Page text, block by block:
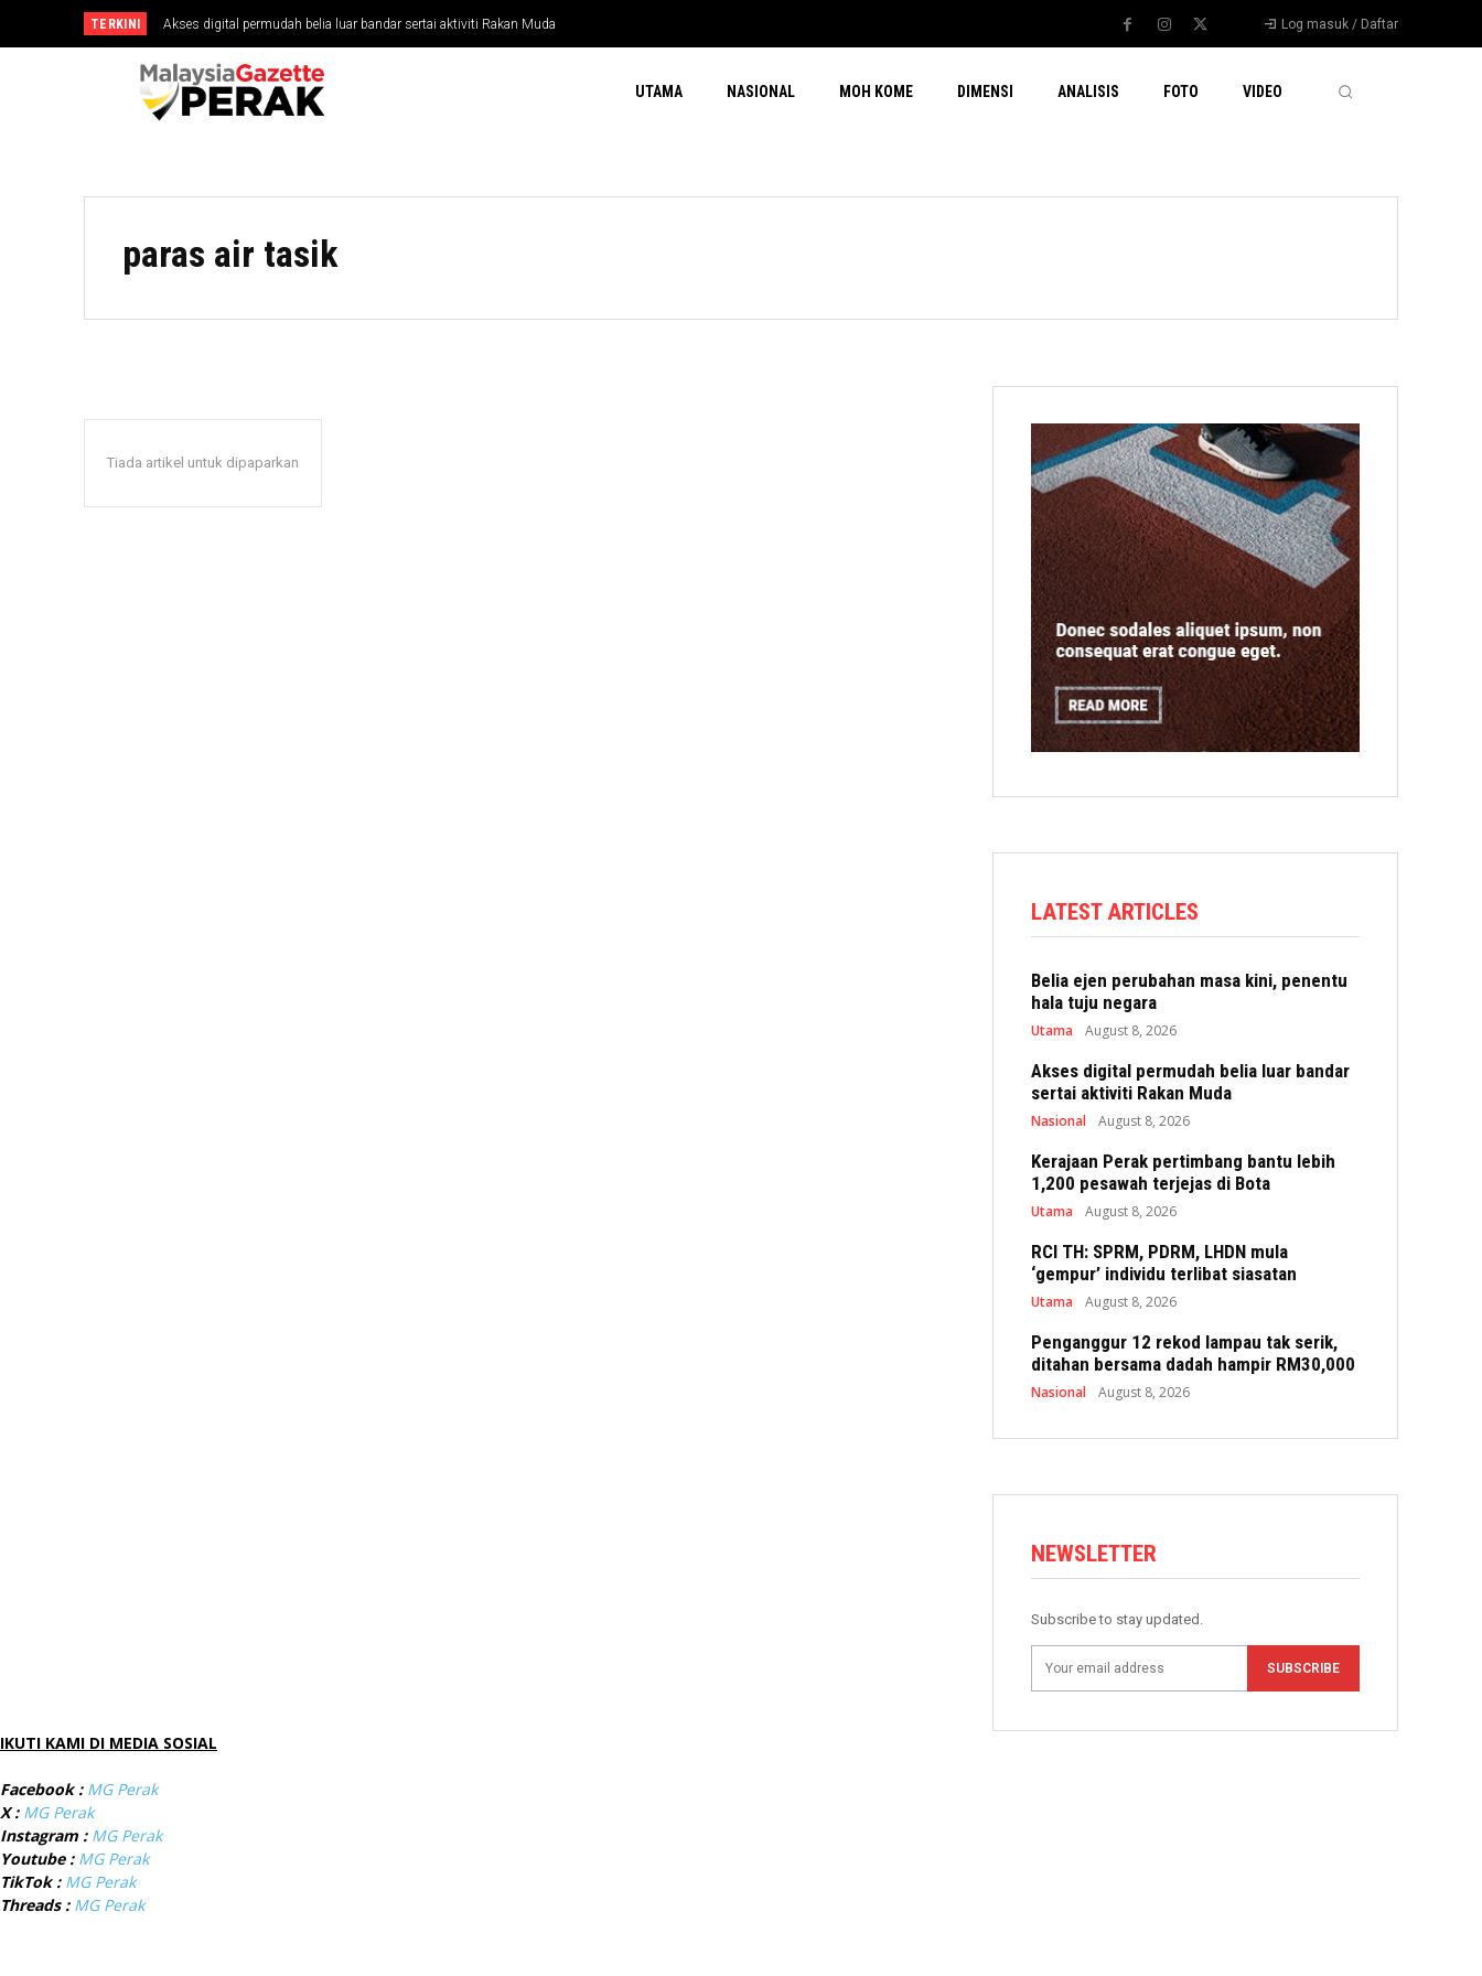
TERKINI Akses digital permudah belia luar bandar sertai aktiviti Rakan Muda Log masuk / Daftar
UTAMA NASIONAL MOH KOME DIMENSI ANALISIS FOTO VIDEO
paras air tasik
Tiada artikel untuk dipaparkan
LATEST ARTICLES
Belia ejen perubahan masa kini, penentu
hala tuju negara
Utama August 8, 2026
Akses digital permudah belia luar bandar
sertai aktiviti Rakan Muda
Nasional August 8, 2026
Kerajaan Perak pertimbang bantu lebih
1,200 pesawah terjejas di Bota
Utama August 8, 2026
RCI TH: SPRM, PDRM, LHDN mula
‘gempur’ individu terlibat siasatan
Utama August 8, 2026
Penganggur 12 rekod lampau tak serik,
ditahan bersama dadah hampir RM30,000
Nasional August 8, 2026
NEWSLETTER
Subscribe to stay updated.
SUBSCRIBE
IKUTI KAMI DI MEDIA SOSIAL
Facebook : MG Perak
X : MG Perak
Instagram : MG Perak
Youtube : MG Perak
TikTok : MG Perak
Threads : MG Perak